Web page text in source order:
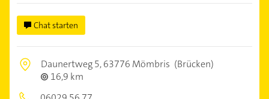
Chat starten
Daunertweg 5,63776 Mömbris (Brücken)
16,9 km